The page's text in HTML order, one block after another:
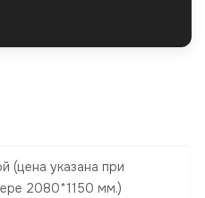
(цена указана при
2080*1150 мм.)